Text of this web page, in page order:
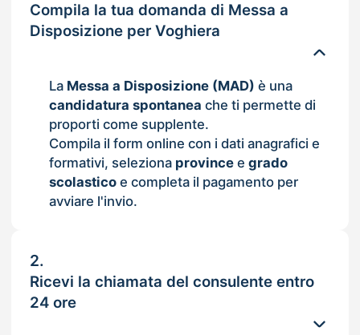
Compila la tua domanda di Messa a
Disposizione per Voghiera
La Messa a Disposizione (MAD) è una
candidatura spontanea che ti permette di
proporti come supplente.
Compila il form online con i dati anagrafici e
formativi, seleziona provincee grado
scolasticoe completa il pagamento per
avviare l'invio.
2.
Ricevi la chiamata del consulente entro
24 ore